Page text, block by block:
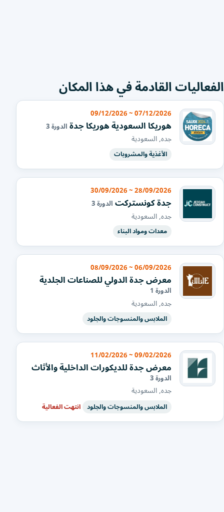
الفعاليات القادمة في هذا المكان
07/12/2026 ~ 09/12/2026
هوريكا السعودية هوريكا جدةالدورة 3
جده, السعودية
الأغذية والمشروبات
28/09/2026 ~ 30/09/2026
جدة كونستركتالدورة 3
جده, السعودية
معدات ومواد البناء
06/09/2026 ~ 08/09/2026
معرض جدة الدولي للصناعات الجلدية
الدورة 1
جده, السعودية
الملابس والمنسوجات والجلود
09/02/2026 ~ 11/02/2026
معرض جدة للديكورات الداخلية والأثاث
الدورة 3
جده, السعودية
الملابس والمنسوجات والجلود انتهت الفعالية